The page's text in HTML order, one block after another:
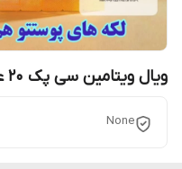
ویال ویتامین سی پک 20 عددی روشن کننده و ضد لک
None